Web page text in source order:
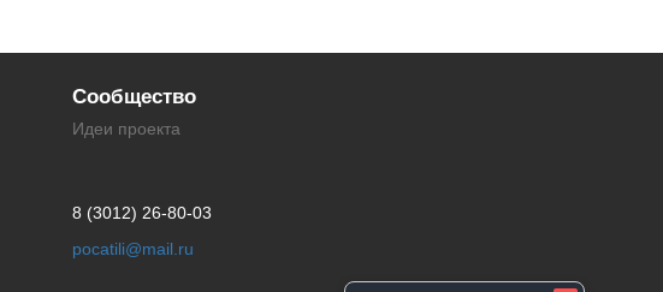
Сообщество
Идеи проекта
8 (3012) 26-80-03
pocatili@mail.ru